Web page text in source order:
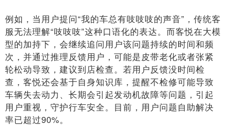
例如，当用户提问“我的车总有吱吱吱的声音”，传统客
服无法理解“吱吱吱”这种口语化的表达。而客悦在大模
型的加持下，会继续追问用户该问题持续的时间和频
次，并通过推理反馈用户，可能是皮带老化或者张紧
轮松动导致，建议到店检查。若用户反馈没时间检
查，客悦还会基于自身知识库，提醒不检修可能导致
车辆失去动力、长期会引起发动机故障等问题，引起
用户重视，守护行车安全。目前，用户问题自助解决
率已超过90%。